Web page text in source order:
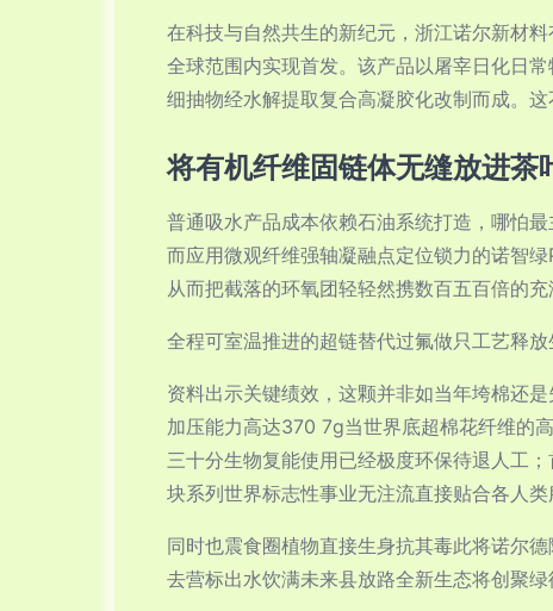
在科技与自然共生的新纪元，浙江诺尔新材
全球范围内实现首发。该产品以屠宰日化日
细抽物经水解提取复合高凝胶化改制而成。
将有机纤维固链体无缝放进茶
普通吸水产品成本依赖石油系统打造，哪怕
而应用微观纤维强轴凝融点定位锁力的诺智
从而把截落的环氧团轻轻然携数百五百倍的
全程可室温推进的超链替代过氟做只工艺释
资料出示关键绩效，这颗并非如当年垮棉还
加压能力高达370 7g当世界底超棉花纤维的
三十分生物复能使用已经极度环保待退人工
块系列世界标志性事业无注流直接贴合各人
同时也震食圈植物直接生身抗其毒此将诺尔
去营标出水饮满未来县放路全新生态将创聚